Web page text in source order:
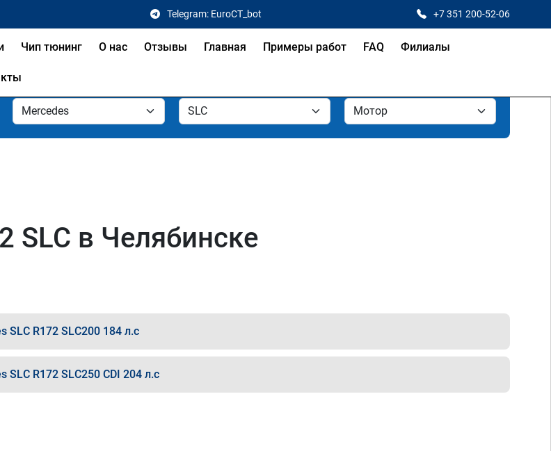
Telegram: EuroCT_bot +7 351 200-52-06
Чип тюнинг О нас Отзывы Главная Примеры работ FAQ Филиалы
SLC в Челябинске
SLC R172 SLC200 184 л.с
SLC R172 SLC250 CDI 204 л.с